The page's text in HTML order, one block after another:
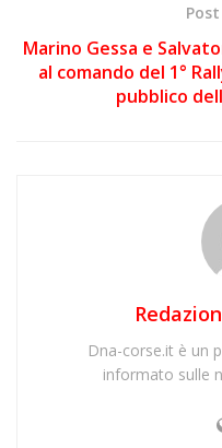
Marino Gessa e
al comando del 1°
pubblico
Dna-corse.it è un
informato sulle